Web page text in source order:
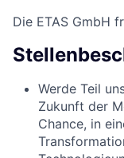
Die ETAS GmbH
Werde Teil
Zukunft der
Chance, in